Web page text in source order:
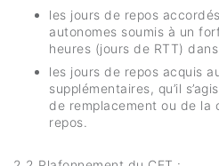
les jours de repos
autonomes soumis à un
heures (jours de RTT)
les jours de repos acquis
supplémentaires, qu’il
de remplacement ou de la
repos.